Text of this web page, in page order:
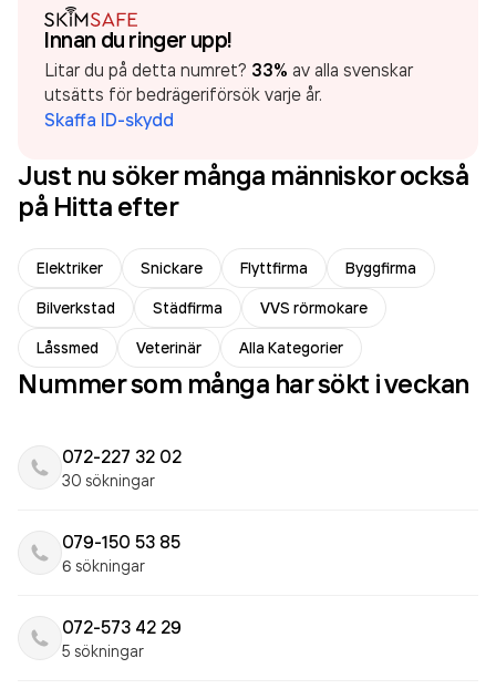
Innan du ringer upp!
Litar du på detta numret? 33% av alla svenskar
utsätts för bedrägeriförsök varje år.
Skaffa ID-skydd
Just nu söker många människor också
på Hitta efter
Elektriker Snickare Flyttfirma
Byggfirma
Bilverkstad
Städfirma
VVS rörmokare
Låssmed
Veterinär Alla Kategorier
Nummer som många har sökt i veckan
072-227 32 02
30 sökningar
079-150 53 85
6 sökningar
072-573 42 29
5 sökningar